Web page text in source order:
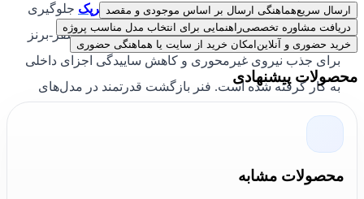
از ورود گرد و غبار به داخلسیلندر هیدرولیک انرپک جلوگیری
کرده و عمر آن را افزایش می‌دهد. همچنین، رینگ فسفر-برنز
برای جذب نیروی غیرمحوری و کاهش ساییدگی اجزای داخلی
به کار گرفته شده است. فنر بازگشت قدرتمند در مدل‌های
یکطرفه نیز باعث برگشت سریع شفت و سهولت در
ارسال سریعهماهنگی ارسال بر اساس موجودی و مقصد
دریافت مشاوره تخصصیراهنمایی برای انتخاب مدل مناسب پروژه
خرید حضوری و آنلاین امکان خرید از سایت یا هماهنگی حضوری
محصولات پیشنهادی
محصولات مشابه